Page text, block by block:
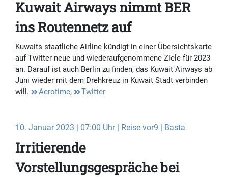
Kuwait Airways nimmt BER
ins Routennetz auf
Kuwaits staatliche Airline kündigt in einer Übersichtskarte
auf Twitter neue und wiederaufgenommene Ziele für 2023
an. Darauf ist auch Berlin zu finden, das Kuwait Airways ab
Juni wieder mit dem Drehkreuz in Kuwait Stadt verbinden
will.
Aerotime, Twitter
10. Januar 2023 | 07:00 Uhr | Reise vor9 | Basta
Irritierende
Vorstellungsgespräche bei